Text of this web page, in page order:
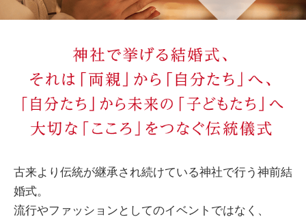
古来より伝統が継承され続けている神社で行う神前結
婚式。
流行やファッションとしてのイベントではなく、